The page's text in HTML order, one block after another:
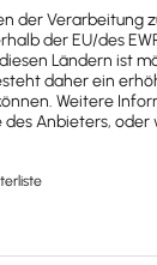
ist eine